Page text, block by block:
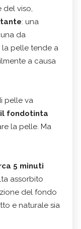
del viso,
: una
da
la pelle tende a
a causa
pelle va
il fondotinta
la pelle. Ma
5 minuti
assorbito
del fondo
e naturale sia